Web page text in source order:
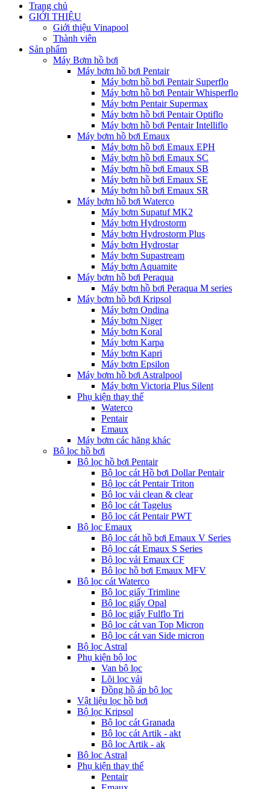
Trang chủ
GIỚI THIỆU
Giới thiệu Vinapool
Thành viên
Sản phẩm
Máy Bơm hồ bơi
Máy bơm hồ bơi Pentair
Máy bơm hồ bơi Pentair Superflo
Máy bơm hồ bơi Pentair Whisperflo
Máy bơm Pentair Supermax
Máy bơm hồ bơi Pentair Optiflo
Máy bơm hồ bơi Pentair Intelliflo
Máy bơm hồ bơi Emaux
Máy bơm hồ bơi Emaux EPH
Máy bơm hồ bơi Emaux SC
Máy bơm hồ bơi Emaux SB
Máy bơm hồ bơi Emaux SE
Máy bơm hồ bơi Emaux SR
Máy bơm hồ bơi Waterco
Máy bơm Supatuf MK2
Máy bơm Hydrostorm
Máy bơm Hydrostorm Plus
Máy bơm Hydrostar
Máy bơm Supastream
Máy bơm Aquamite
Máy bơm hồ bơi Peraqua
Máy bơm hồ bơi Peraqua M series
Máy bơm hồ bơi Kripsol
Máy bơm Ondina
Máy bơm Niger
Máy bơm Koral
Máy bơm Karpa
Máy bơm Kapri
Máy bơm Epsilon
Máy bơm hồ bơi Astralpool
Máy bơm Victoria Plus Silent
Phụ kiện thay thế
Waterco
Pentair
Emaux
Máy bơm các hãng khác
Bộ lọc hồ bơi
Bộ lọc hồ bơi Pentair
Bộ lọc cát Hồ bơi Dollar Pentair
Bộ lọc cát Pentair Triton
Bộ lọc vải clean & clear
Bộ lọc cát Tagelus
Bộ lọc cát Pentair PWT
Bộ lọc Emaux
Bộ lọc cát hồ bơi Emaux V Series
Bộ lọc cát Emaux S Series
Bộ lọc vải Emaux CF
Bô lọc hồ bơi Emaux MFV
Bộ lọc cát Waterco
Bộ lọc giấy Trimline
Bộ lọc giấy Opal
Bộ lọc giấy Fulflo Tri
Bộ lọc cát van Top Micron
Bộ lọc cát van Side micron
Bộ lọc Astral
Phụ kiện bộ lọc
Van bộ lọc
Lõi lọc vải
Đồng hồ áp bộ lọc
Vật liệu lọc hồ bơi
Bộ lọc Kripsol
Bộ lọc cát Granada
Bộ lọc cát Artik - akt
Bộ lọc Artik - ak
Bộ lọc Astral
Phụ kiện thay thế
Pentair